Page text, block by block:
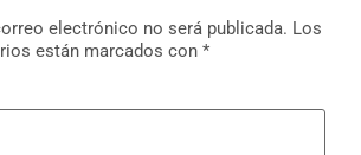
electrónico no será publicada. Los
están marcados con *